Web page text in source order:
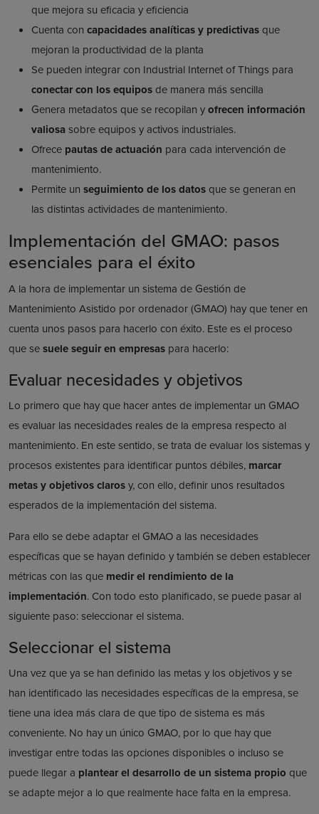
que mejora su eficacia y eficiencia
Cuenta con capacidades analíticas y predictivasque
mejoran la productividad de la planta
Se pueden integrar con Industrial Internet of Things para
conectar con los equiposde manera más sencilla
Genera metadatos que se recopilan yofrecen información
valiosa sobre equipos y activos industriales.
Ofrece pautas de actuación para cada intervención de
mantenimiento.
Permite un seguimiento de los datosque se generan en
las distintas actividades de mantenimiento.
Implementación del GMAO: pasos
esenciales para el éxito
A la hora de implementar un sistema de Gestión de
Mantenimiento Asistido por ordenador (GMAO) hay que tener en
cuenta unos pasos para hacerlo con éxito. Este es el proceso
que sesuele seguir en empresas para hacerlo:
Evaluar necesidades y objetivos
Lo primero que hay que hacer antes de implementar un GMAO
es evaluar las necesidades reales de la empresa respecto al
mantenimiento. En este sentido, se trata de evaluar los sistemas y
procesos existentes para identificar puntos débiles, marcar
metas y objetivos clarosy, con ello, definir unos resultados
esperados de la implementación del sistema.
Para ello se debe adaptar el GMAO a las necesidades
específicas que se hayan definido y también se deben establecer
métricas con las que medir el rendimiento de la
implementación. Con todo esto planificado, se puede pasar al
siguiente paso: seleccionar el sistema.
Seleccionar el sistema
Una vez que ya se han definido las metas y los objetivos y se
han identificado las necesidades específicas de la empresa, se
tiene una idea más clara de que tipo de sistema es más
conveniente. No hay un único GMAO, por lo que hay que
investigar entre todas las opciones disponibles o incluso se
puede llegar a plantear el desarrollo de un sistema propio que
se adapte mejor a lo que realmente hace falta en la empresa.